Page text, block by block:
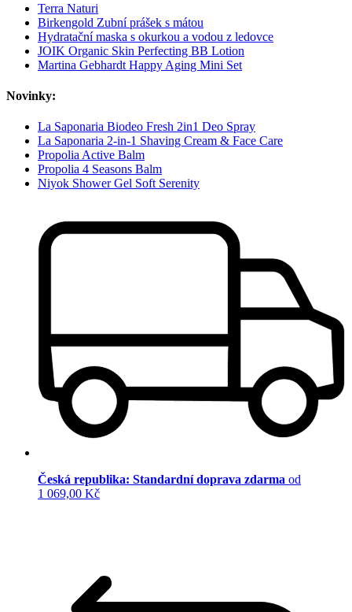
Terra Naturi
Birkengold Zubní prášek s mátou
Hydratační maska s okurkou a vodou z ledovce
JOIK Organic Skin Perfecting BB Lotion
Martina Gebhardt Happy Aging Mini Set
Novinky:
La Saponaria Biodeo Fresh 2in1 Deo Spray
La Saponaria 2-in-1 Shaving Cream & Face Care
Propolia Active Balm
Propolia 4 Seasons Balm
Niyok Shower Gel Soft Serenity
Česká republika: Standardní doprava zdarma od
1 069,00 Kč